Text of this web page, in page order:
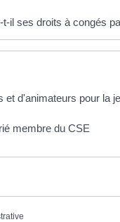
il ses droits à congés
et d'animateurs pour la
membre du CSE